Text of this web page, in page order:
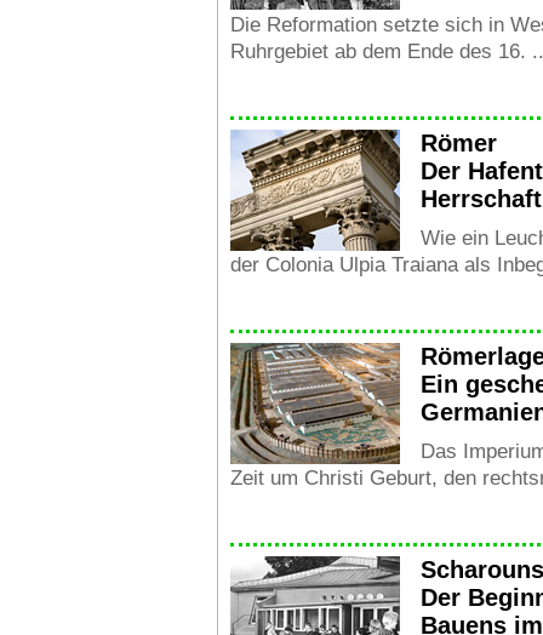
Die Reformation setzte sich in
Ruhrgebiet ab dem Ende des 16.
Römer
Der
Herrschaft
Wie ein
der Colonia Ulpia Traiana als
Ein
Das
Zeit um Christi Geburt, den
Der
Bauens